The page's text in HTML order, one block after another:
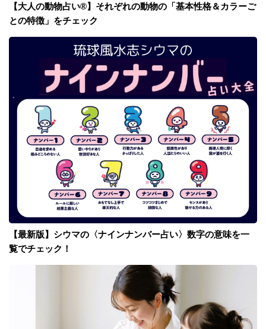
【大人の動物占い®】それぞれの動物の「基本性格＆カラーご
との特徴」をチェック
【最新版】シウマの〈ナインナンバー占い〉数字の意味を一
覧でチェック！